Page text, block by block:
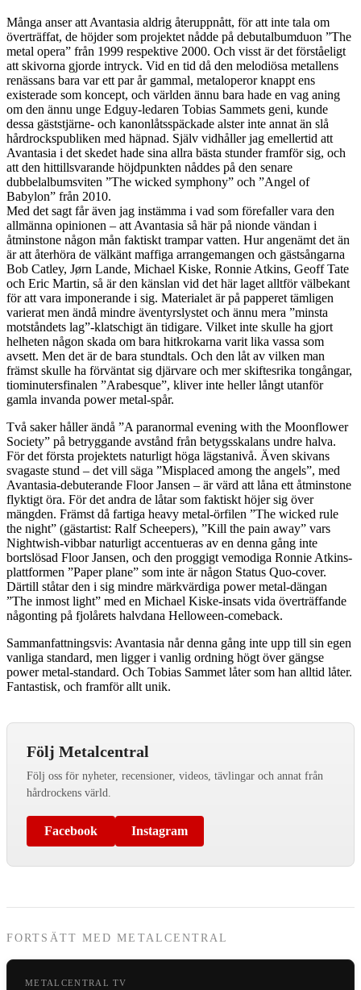
Många anser att Avantasia aldrig återuppnått, för att inte tala om
överträffat, de höjder som projektet nådde på debutalbumduon ”The
metal opera” från 1999 respektive 2000. Och visst är det förståeligt
att skivorna gjorde intryck. Vid en tid då den melodiösa metallens
renässans bara var ett par år gammal, metaloperor knappt ens
existerade som koncept, och världen ännu bara hade en vag aning
om den ännu unge Edguy-ledaren Tobias Sammets geni, kunde
dessa gäststjärne- och kanonlåtsspäckade alster inte annat än slå
hårdrockspubliken med häpnad. Själv vidhåller jag emellertid att
Avantasia i det skedet hade sina allra bästa stunder framför sig, och
att den hittillsvarande höjdpunkten nåddes på den senare
dubbelalbumsviten ”The wicked symphony” och ”Angel of
Babylon” från 2010.
Med det sagt får även jag instämma i vad som förefaller vara den
allmänna opinionen – att Avantasia så här på nionde vändan i
åtminstone någon mån faktiskt trampar vatten. Hur angenämt det än
är att återhöra de välkänt maffiga arrangemangen och gästsångarna
Bob Catley, Jørn Lande, Michael Kiske, Ronnie Atkins, Geoff Tate
och Eric Martin, så är den känslan vid det här laget alltför välbekant
för att vara imponerande i sig. Materialet är på papperet tämligen
varierat men ändå mindre äventyrslystet och ännu mera ”minsta
motståndets lag”-klatschigt än tidigare. Vilket inte skulle ha gjort
helheten någon skada om bara hitkrokarna varit lika vassa som
avsett. Men det är de bara stundtals. Och den låt av vilken man
främst skulle ha förväntat sig djärvare och mer skiftesrika tongångar,
tiominutersfinalen ”Arabesque”, kliver inte heller långt utanför
gamla invanda power metal-spår.
Två saker håller ändå ”A paranormal evening with the Moonflower
Society” på betryggande avstånd från betygsskalans undre halva.
För det första projektets naturligt höga lägstanivå. Även skivans
svagaste stund – det vill säga ”Misplaced among the angels”, med
Avantasia-debuterande Floor Jansen – är värd att låna ett åtminstone
flyktigt öra. För det andra de låtar som faktiskt höjer sig över
mängden. Främst då fartiga heavy metal-örfilen ”The wicked rule
the night” (gästartist: Ralf Scheepers), ”Kill the pain away” vars
Nightwish-vibbar naturligt accentueras av en denna gång inte
bortslösad Floor Jansen, och den proggigt vemodiga Ronnie Atkins-
plattformen ”Paper plane” som inte är någon Status Quo-cover.
Därtill ståtar den i sig mindre märkvärdiga power metal-dängan
”The inmost light” med en Michael Kiske-insats vida överträffande
någonting på fjolårets halvdana Helloween-comeback.
Sammanfattningsvis: Avantasia når denna gång inte upp till sin egen
vanliga standard, men ligger i vanlig ordning högt över gängse
power metal-standard. Och Tobias Sammet låter som han alltid låter.
Fantastisk, och framför allt unik.
Följ Metalcentral
Följ oss för nyheter, recensioner, videos, tävlingar och annat från
hårdrockens värld.
Facebook Instagram
FORTSÄTT MED METALCENTRAL
METALCENTRAL TV